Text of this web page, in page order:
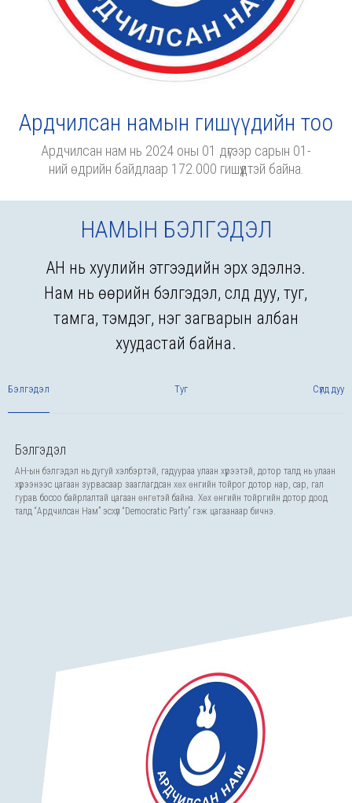
Ардчилсан намын гишүүдийн тоо
Ардчилсан нам нь 2024 оны 01 дүгээр сарын 01-
ний өдрийн байдлаар 172.000 гишүүдтэй байна.
НАМЫН БЭЛГЭДЭЛ
АН нь хуулийн этгээдийн эрх эдэлнэ.
Нам нь өөрийн бэлгэдэл, сүлд дуу, туг,
тамга, тэмдэг, нэг загварын албан
хуудастай байна.
Бэлгэдэл Туг Сүлд дуу
Бэлгэдэл
АН-ын бэлгэдэл нь дугуй хэлбэртэй, гадуураа улаан хүрээтэй, дотор талд нь улаан
хүрээнээс цагаан зурвасаар зааглагдсан хөх өнгийн тойрог дотор нар, сар, гал
гурав босоо байрлалтай цагаан өнгөтэй байна. Хөх өнгийн тойргийн дотор доод
талд “Ардчилсан Нам” эсхүл “Democratic Party” гэж цагаанаар бичнэ.